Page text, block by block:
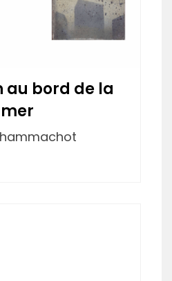
au bord de la
mer